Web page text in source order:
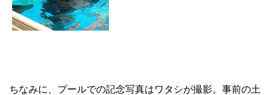
ちなみに、プールでの記念写真はワタシが撮影。事前の土